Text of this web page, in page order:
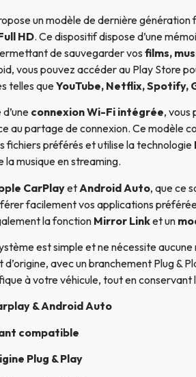
un modèle de dernière
HD. Ce dispositif dispose d’une
de sauvegarder vos films,
vous pouvez accéder au Play Store
telles queYouTube, Netflix, Spotify,
connexion Wi-Fi intégrée, vous
au partage de connexion. Ce modèle
fichiers préférés et utilise la technologie
la musique en streaming.
CarPlayet Android Auto, que ce
facilement vos applications
la fonction Mirror Linket un
est simple et ne nécessite
d’origine, avec un branchement Plug &
à votre véhicule, tout en conservant
& Android Auto
compatible
Plug & Play